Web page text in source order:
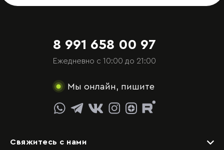
8 991 658 00 97
Ежедневно с 10:00 до 21:00
Мы онлайн, пишите
Свяжитесь с нами